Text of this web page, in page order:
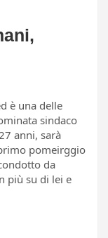
è una delle
sindaco
anni, sarà
pomeirggio
da
più su di lei e